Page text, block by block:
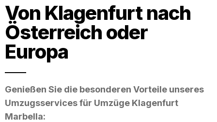
Von Klagenfurt nach
Österreich oder
Europa
Genießen Sie die besonderen Vorteile unseres
Umzugsservices für Umzüge Klagenfurt
Marbella: